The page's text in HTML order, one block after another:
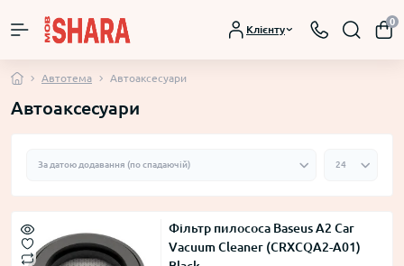
Клієнту
0
Автотема Автоаксесуари
Автоаксесуари
Фільтр пилососа Baseus A2 Car
Vacuum Cleaner (CRXCQA2-A01)